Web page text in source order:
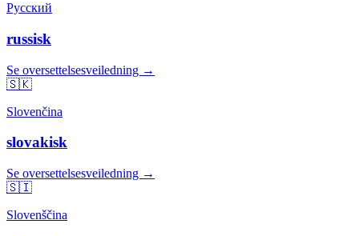
Русский
russisk
Se oversettelsesveiledning →
🇸🇰
Slovenčina
slovakisk
Se oversettelsesveiledning →
🇸🇮
Slovenščina